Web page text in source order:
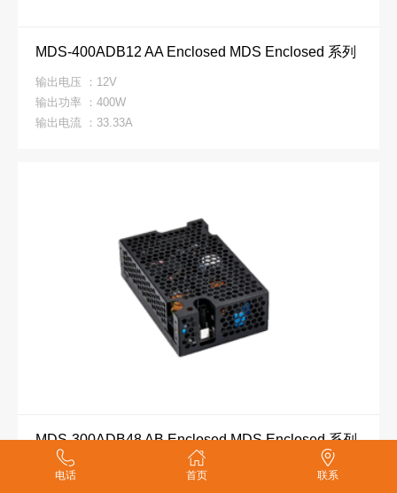
MDS-400ADB12 AA Enclosed MDS Enclosed 系列
输出电压 ：12V
输出功率 ：400W
输出电流 ：33.33A
MDS-300ADB48 AB Enclosed MDS Enclosed 系列
输出电压 ：48V
电话 首页 联系